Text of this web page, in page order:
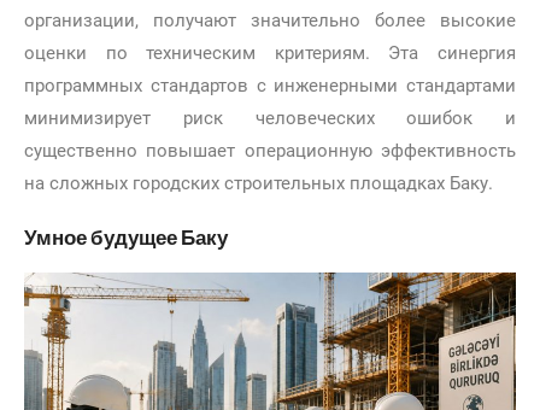
организации, получают значительно более высокие
оценки по техническим критериям. Эта синергия
программных стандартов с инженерными стандартами
минимизирует риск человеческих ошибок и
существенно повышает операционную эффективность
на сложных городских строительных площадках Баку.
Умное будущее Баку